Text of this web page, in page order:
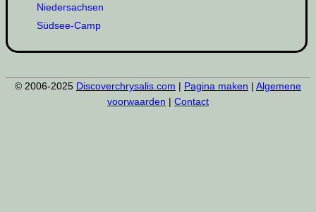
Niedersachsen
Südsee-Camp
© 2006-2025 Discoverchrysalis.com | Pagina maken | Algemene
voorwaarden | Contact